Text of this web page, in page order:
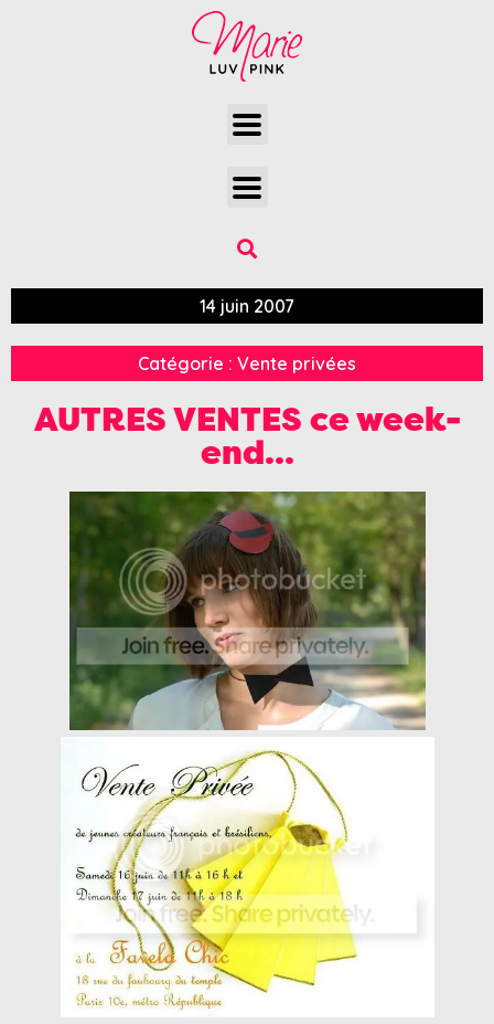
14 juin 2007
Catégorie : Vente privées
AUTRES VENTES ce week-
end…